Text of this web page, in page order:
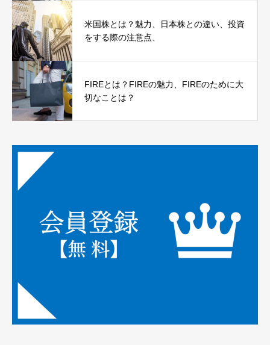
米国株とは？魅力、日本株との違い、投資
をする際の注意点、
FIREとは？FIREの魅力、FIREのために大
切なことは？